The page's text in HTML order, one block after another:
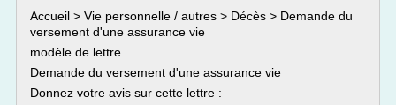
Accueil > Vie personnelle / autres > Décès > Demande du
versement d'une assurance vie
modèle de lettre
Demande du versement d'une assurance vie
Donnez votre avis sur cette lettre :